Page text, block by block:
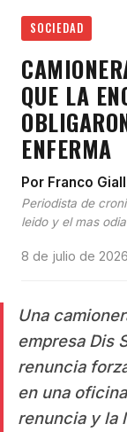
SOCIEDAD
QUE LA
ENFERMA
Por Franco
Periodista de
leido y el mas
8 de julio de
Una
empresa Dis
renuncia
en una
renuncia y la